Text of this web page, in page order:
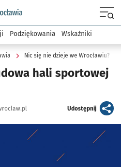
podserwis: Prezydent
Podziękowania Wskaźniki
Nic się nie dzieje we Wrocławiu?
hali sportowej
Udostępnijartykuł